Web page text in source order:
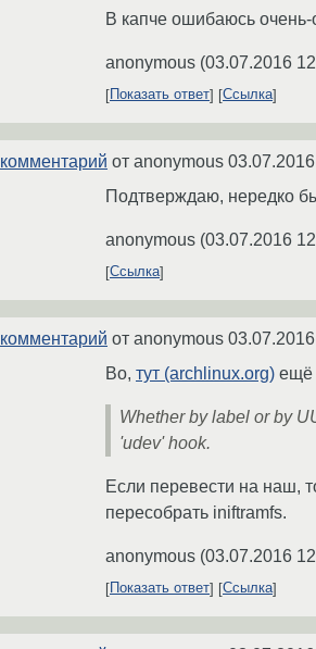
В капче ошибаюсь очень-
anonymous (03.07.2016
Показать ответ Ссылка
комментарий от anonymous
Подтверждаю, нередко
anonymous (03.07.2016
Ссылка
комментарий от anonymous
Во, тут (archlinux.org) ещё
Whether by label or by
'udev' hook.
Если перевести на наш,
пересобрать iniftramfs.
anonymous (03.07.2016
Показать ответ Ссылка